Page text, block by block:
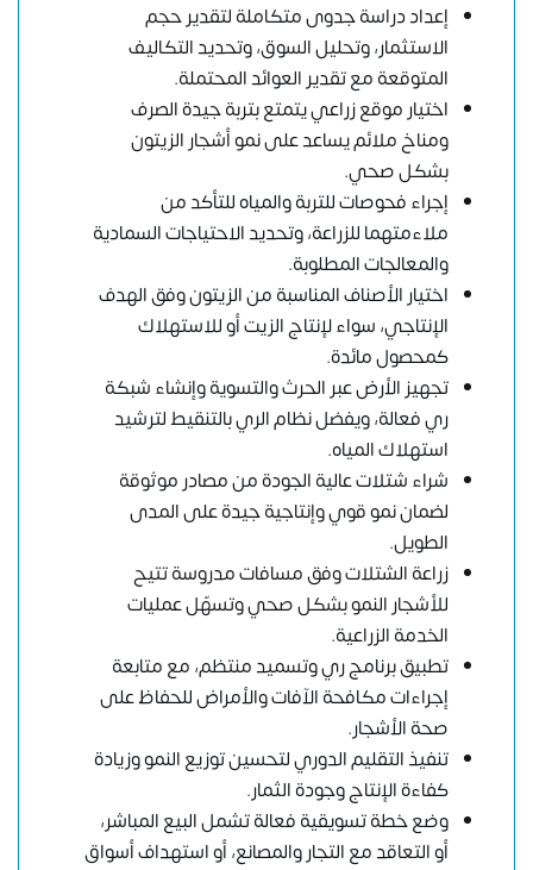
إعداد دراسة جدوى متكاملة لتقدير حجم
الاستثمار، وتحليل السوق، وتحديد التكاليف
المتوقعة مع تقدير العوائد المحتملة.
اختيار موقع زراعي يتمتع بتربة جيدة الصرف
ومناخ ملائم يساعد على نمو أشجار الزيتون
بشكل صحي.
إجراء فحوصات للتربة والمياه للتأكد من
ملاءمتهما للزراعة، وتحديد الاحتياجات السمادية
والمعالجات المطلوبة.
اختيار الأصناف المناسبة من الزيتون وفق الهدف
الإنتاجي، سواء لإنتاج الزيت أو للاستهلاك
كمحصول مائدة.
تجهيز الأرض عبر الحرث والتسوية وإنشاء شبكة
ري فعالة، ويفضل نظام الري بالتنقيط لترشيد
استهلاك المياه.
شراء شتلات عالية الجودة من مصادر موثوقة
لضمان نمو قوي وإنتاجية جيدة على المدى
الطويل.
زراعة الشتلات وفق مسافات مدروسة تتيح
للأشجار النمو بشكل صحي وتسهّل عمليات
الخدمة الزراعية.
تطبيق برنامج ري وتسميد منتظم، مع متابعة
إجراءات مكافحة الآفات والأمراض للحفاظ على
صحة الأشجار.
تنفيذ التقليم الدوري لتحسين توزيع النمو وزيادة
كفاءة الإنتاج وجودة الثمار.
وضع خطة تسويقية فعالة تشمل البيع المباشر،
أو التعاقد مع التجار والمصانع، أو استهداف أسواق